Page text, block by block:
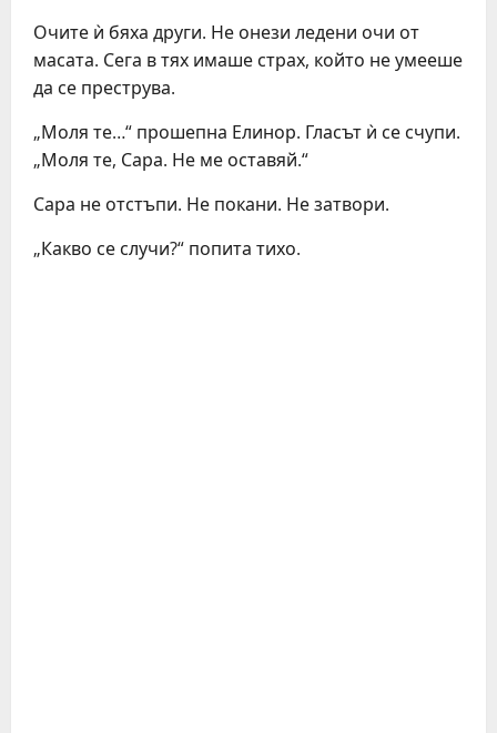
Очите ѝ бяха други. Не онези ледени очи от
масата. Сега в тях имаше страх, който не умееше
да се преструва.
„Моля те…“ прошепна Елинор. Гласът ѝ се счупи.
„Моля те, Сара. Не ме оставяй.“
Сара не отстъпи. Не покани. Не затвори.
„Какво се случи?“ попита тихо.